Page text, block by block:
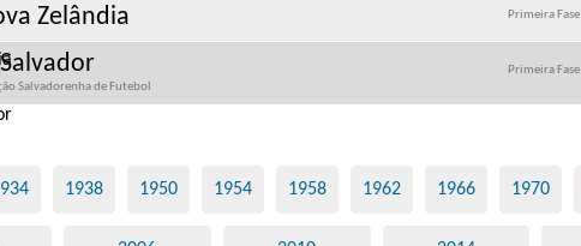
Zelândia Primeira Fase
Salvadorenha de Futebol
Primeira Fase
1938 1950 1954 1958 1962 1966 1970